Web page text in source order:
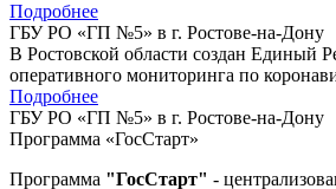
Подробнее
ГБУ РО «ГП №5» в г. Ростове-на-Дону
В Ростовской области создан Единый
оперативного мониторинга по
Подробнее
ГБУ РО «ГП №5» в г. Ростове-на-Дону
Программа «ГосСтарт»
Программа "ГосСтарт" -